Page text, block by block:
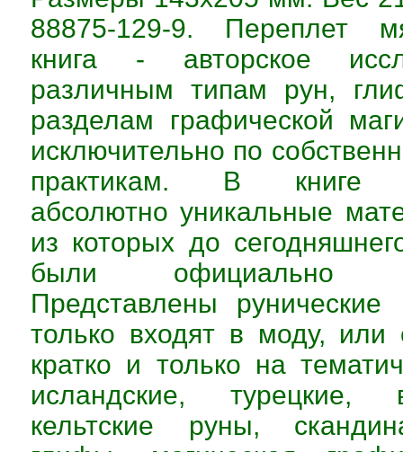
88875-129-9. Переплет
книга - авторское
различным типам рун,
разделам графической
исключительно по
практикам. В книге
абсолютно уникальные
из которых до
были официально
Представлены
только входят в моду, или
кратко и только на
исландские, турецкие,
кельтские руны,